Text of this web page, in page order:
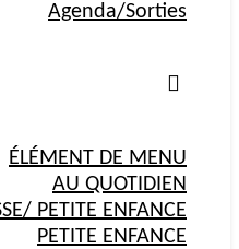
Agenda/Sorties
ÉLÉMENT DE MENU
AU QUOTIDIEN
PETITE ENFANCE
PETITE ENFANCE